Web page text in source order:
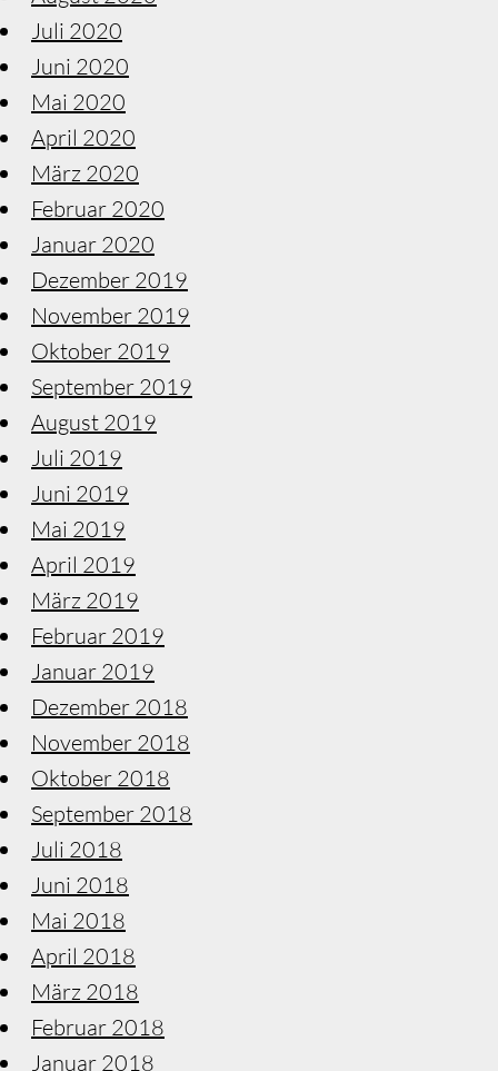
Juli 2020
Juni 2020
Mai 2020
April 2020
März 2020
Februar 2020
Januar 2020
Dezember 2019
November 2019
Oktober 2019
September 2019
August 2019
Juli 2019
Juni 2019
Mai 2019
April 2019
März 2019
Februar 2019
Januar 2019
Dezember 2018
November 2018
Oktober 2018
September 2018
Juli 2018
Juni 2018
Mai 2018
April 2018
März 2018
Februar 2018
Januar 2018